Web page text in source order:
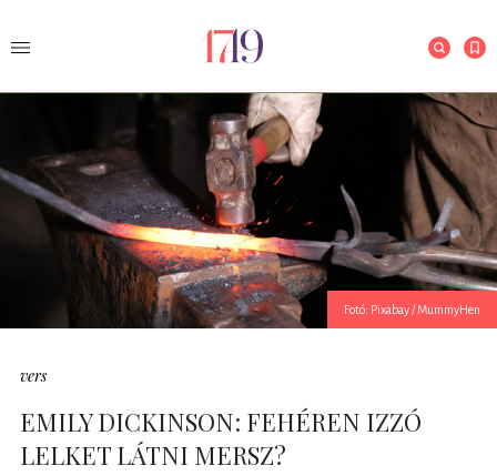
Fotó: Pixabay / MummyHen
vers
EMILY DICKINSON: FEHÉREN IZZÓ
LELKET LÁTNI MERSZ?